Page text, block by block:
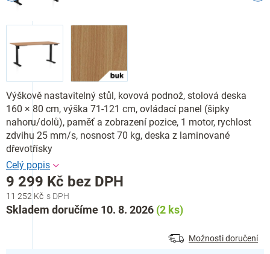
11 252 Kč
9 299 Kč bez DPH
Měrná
cena:
Skladem doručíme 10. 8. 2026 (2 ks)
Možnosti doručení
Výškově nastavitelný stůl, kovová podnož, stolová deska
160 × 80 cm, výška 71-121 cm, ovládací panel (šipky
nahoru/dolů), paměť a zobrazení pozice, 1 motor, rychlost
zdvihu 25 mm/s, nosnost 70 kg, deska z laminované
dřevotřísky